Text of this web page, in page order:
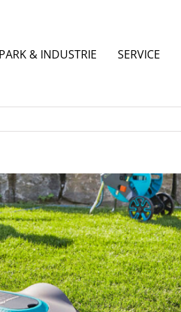
& INDUSTRIE SERVICE